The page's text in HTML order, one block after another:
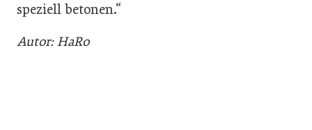
speziell betonen.“
Autor: HaRo